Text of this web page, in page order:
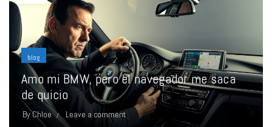
blog
Amo mi BMW, pero el navegador me saca
de quicio
ByChloe Leave a comment